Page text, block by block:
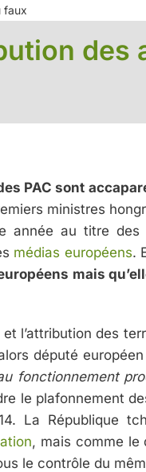
faux
des
PAC sont
ministres
au titre des
médias européens.
mais
l’attribution des
député
fonctionnement
le plafonnement
La République
, mais comme le
le contrôle du